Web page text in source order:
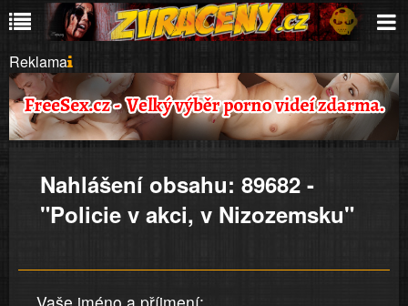
Reklama
Nahlášení obsahu: 89682 -
"Policie v akci, v Nizozemsku"
Vaše jméno a příjmení: